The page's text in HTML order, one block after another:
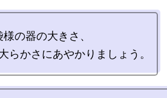
様の器の大きさ、